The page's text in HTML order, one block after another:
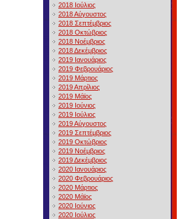
2018 Ιούλιος
2018 Αύγουστος
2018 Σεπτέμβριος
2018 Οκτώβριος
2018 Νοέμβριος
2018 Δεκέμβριος
2019 Ιανουάριος
2019 Φεβρουάριος
2019 Μάρτιος
2019 Απρίλιος
2019 Μάϊος
2019 Ιούνιος
2019 Ιούλιος
2019 Αύγουστος
2019 Σεπτέμβριος
2019 Οκτώβριος
2019 Νοέμβριος
2019 Δεκέμβριος
2020 Ιανουάριος
2020 Φεβρουάριος
2020 Μάρτιος
2020 Μάϊος
2020 Ιούνιος
2020 Ιούλιος